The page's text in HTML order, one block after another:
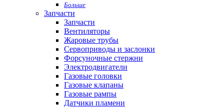
Больше
Запчасти
Запчасти
Вентиляторы
Жаровые трубы
Сервоприводы и заслонки
Форсуночные стержни
Электродвигатели
Газовые головки
Газовые клапаны
Газовые рампы
Датчики пламени